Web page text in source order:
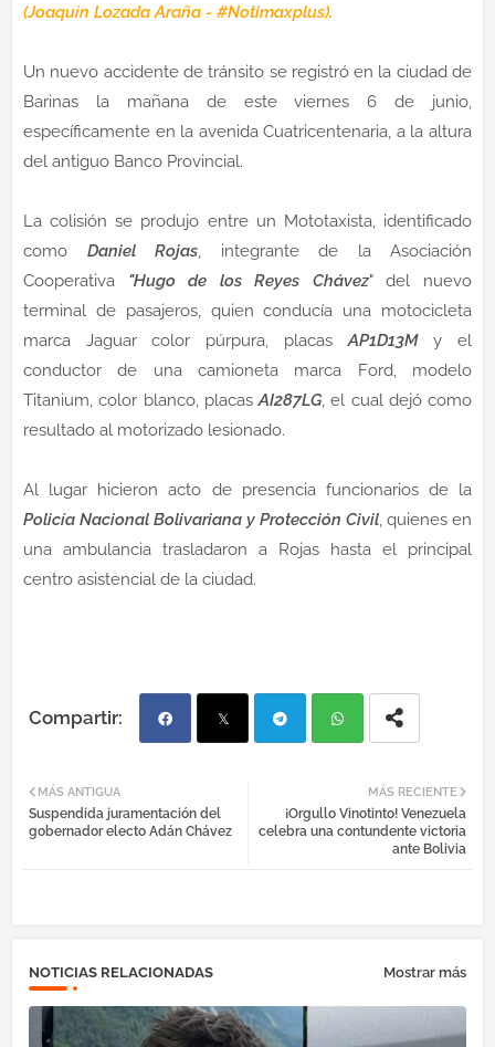
(Joaquín Lozada Araña - #Notimaxplus).
Un nuevo accidente de tránsito se registró en la ciudad de
Barinas la mañana de este viernes 6 de junio,
específicamente en la avenida Cuatricentenaria, a la altura
del antiguo Banco Provincial.
La colisión se produjo entre un Mototaxista, identificado
como Daniel Rojas, integrante de la Asociación
Cooperativa "Hugo de los Reyes Chávez" del nuevo
terminal de pasajeros, quien conducía una motocicleta
marca Jaguar color púrpura, placasAP1D13My el
conductor de una camioneta marca Ford, modelo
Titanium, color blanco, placasAI287LG, el cual dejó como
resultado al motorizado lesionado.
Al lugar hicieron acto de presencia funcionarios de la
Policía Nacional Bolivariana y Protección Civil, quienes en
una ambulancia trasladaron a Rojas hasta el principal
centro asistencial de la ciudad.
ebo tter egr atsa
MÁS RECIENTE
¡Orgullo Vinotinto! Venezuela
celebra una contundente victoria
ante Bolivia
MÁS ANTIGUA
Suspendida juramentación del
gobernador electo Adán Chávez
NOTICIAS RELACIONADAS Mostrar más